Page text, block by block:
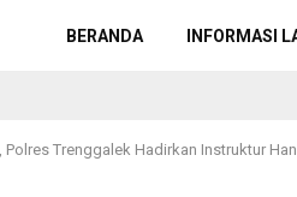
BERANDA INFORMASI
Polres Trenggalek Hadirkan Instruktur